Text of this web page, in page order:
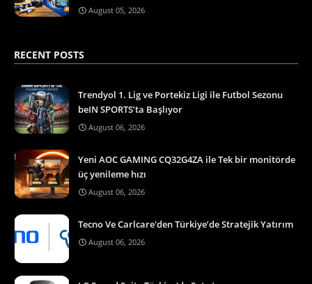
August 05, 2026
RECENT POSTS
Trendyol 1. Lig ve Portekiz Ligi ile Futbol Sezonu
beIN SPORTS’ta Başlıyor
August 06, 2026
Yeni AOC GAMING CQ32G4ZA ile Tek bir monitörde
üç yenileme hızı
August 06, 2026
Tecno Ve Carlcare'den Türkiye’de Stratejik Yatırım
August 06, 2026